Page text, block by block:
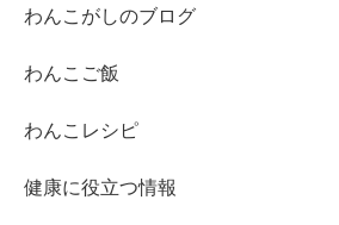
わんこがしのブログ
わんこご飯
わんこレシピ
健康に役立つ情報